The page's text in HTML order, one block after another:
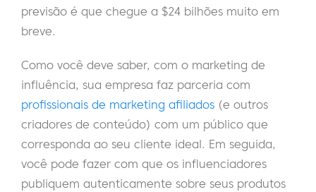
previsão é que chegue a $24 bilhões muito em
breve.
Como você deve saber, com o marketing de
influência, sua empresa faz parceria com
profissionais de marketing afiliados (e outros
criadores de conteúdo) com um público que
corresponda ao seu cliente ideal. Em seguida,
você pode fazer com que os influenciadores
publiquem autenticamente sobre seus produtos